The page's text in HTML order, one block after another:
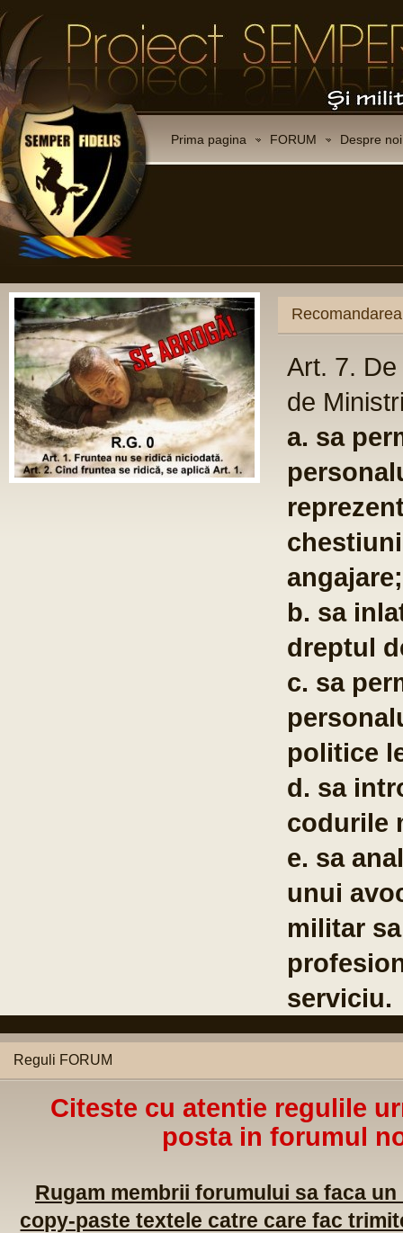
Prima pagina FORUM Despre noi
Art. 7.
de
a. sa
angajare;
b. sa
dreptul
c. sa
politice
d. sa
codurile
e. sa
unui
militar
serviciu.
Reguli FORUM
Citeste cu atentie regulile
posta in forumul
Rugam membrii forumului sa faca
copy-paste textele catre care fac